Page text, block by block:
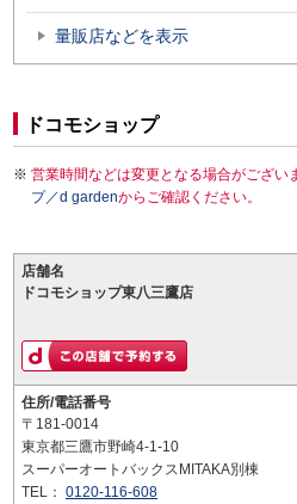
量販店などを表示
ドコモショップ
営業時間などは変更となる場合がござい
プ／d gardenからご確認ください。
店舗名
ドコモショップ東八三鷹店
住所/電話番号
〒181-0014
東京都三鷹市野崎4-1-10
スーパーオートバックスMITAKA別棟
TEL： 0120-116-608